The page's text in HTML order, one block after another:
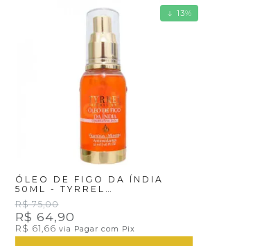
13%
ÓLEO DE FIGO DA ÍNDIA
50ML - TYRREL
PROFESSIONAL
R$ 75,00
R$ 64,90
R$ 61,66 via Pagar com Pix